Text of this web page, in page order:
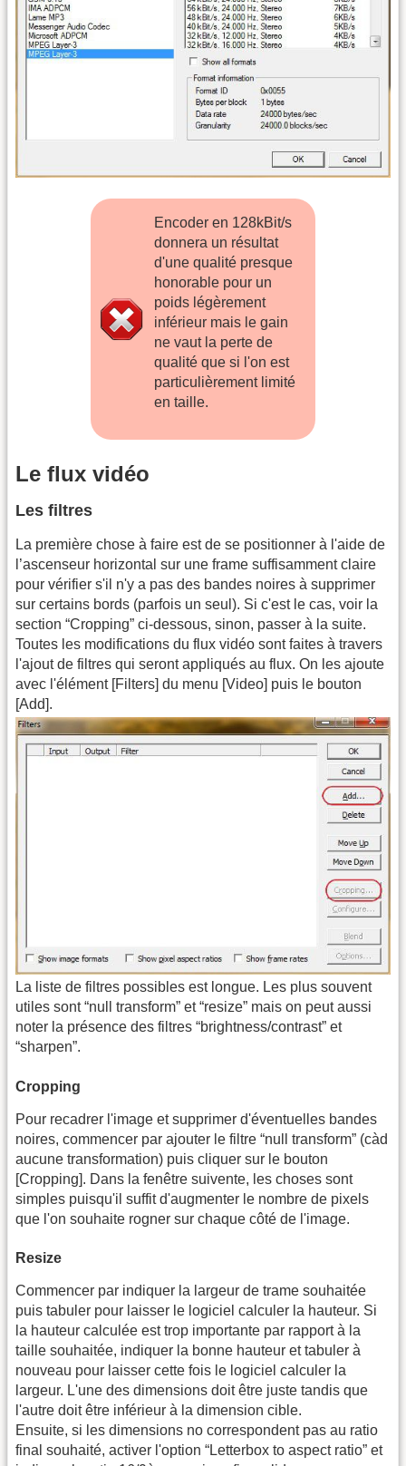
Encoder en 128kBit/s
donnera un résultat
d'une qualité presque
honorable pour un
poids légèrement
inférieur mais le gain
ne vaut la perte de
qualité que si l'on est
particulièrement limité
en taille.
Le flux vidéo
Les filtres
La première chose à faire est de se positionner à l'aide de
l’ascenseur horizontal sur une frame suffisamment claire
pour vérifier s'il n'y a pas des bandes noires à supprimer
sur certains bords (parfois un seul). Si c'est le cas, voir la
section “Cropping” ci-dessous, sinon, passer à la suite.
Toutes les modifications du flux vidéo sont faites à travers
l'ajout de filtres qui seront appliqués au flux. On les ajoute
avec l'élément [Filters] du menu [Video] puis le bouton
[Add].
La liste de filtres possibles est longue. Les plus souvent
utiles sont “null transform” et “resize” mais on peut aussi
noter la présence des filtres “brightness/contrast” et
“sharpen”.
Cropping
Pour recadrer l'image et supprimer d'éventuelles bandes
noires, commencer par ajouter le filtre “null transform” (càd
aucune transformation) puis cliquer sur le bouton
[Cropping]. Dans la fenêtre suivente, les choses sont
simples puisqu'il suffit d'augmenter le nombre de pixels
que l'on souhaite rogner sur chaque côté de l'image.
Resize
Commencer par indiquer la largeur de trame souhaitée
puis tabuler pour laisser le logiciel calculer la hauteur. Si
la hauteur calculée est trop importante par rapport à la
taille souhaitée, indiquer la bonne hauteur et tabuler à
nouveau pour laisser cette fois le logiciel calculer la
largeur. L'une des dimensions doit être juste tandis que
l'autre doit être inférieur à la dimension cible.
Ensuite, si les dimensions no correspondent pas au ratio
final souhaité, activer l'option “Letterbox to aspect ratio” et